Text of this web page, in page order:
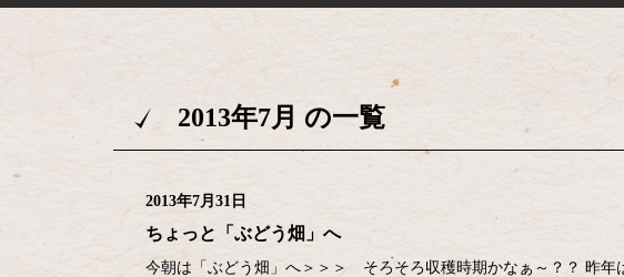
2013年7月 の一覧
2013年7月31日
ちょっと「ぶどう畑」へ
今朝は「ぶどう畑」へ＞＞＞ そろそろ収穫時期かなぁ～？？ 昨年